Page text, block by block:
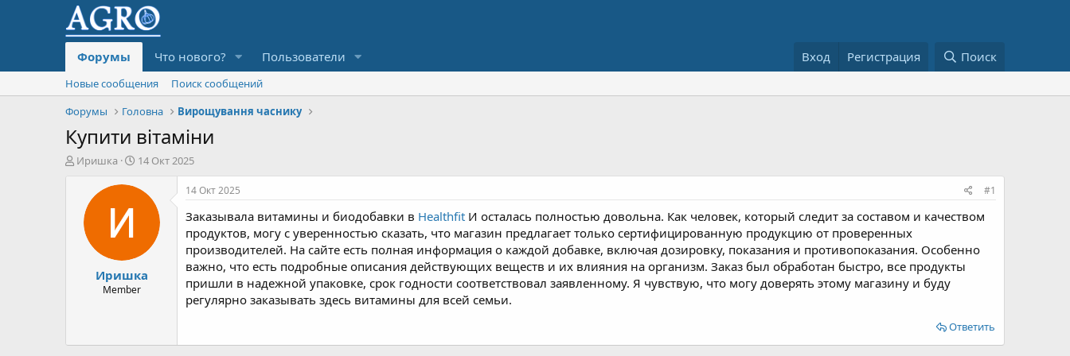
Форумы Что нового? Пользователи Вход Регистрация Поиск
Новые сообщения
Поиск сообщений
Форумы
Головна Вирощування часнику
Купити вітаміни
А
Иришка
Д
т
а
л
а
14 Окт 2025
Иришка
Member
14 Окт 2025 #1
Заказывала витамины и биодобавки в Healthfit И осталась полностью довольна. Как человек, который следит за составом и качеством
продуктов, могу с уверенностью сказать, что магазин предлагает только сертифицированную продукцию от проверенных
производителей. На сайте есть полная информация о каждой добавке, включая дозировку, показания и противопоказания. Особенно
важно, что есть подробные описания действующих веществ и их влияния на организм. Заказ был обработан быстро, все продукты
пришли в надежной упаковке, срок годности соответствовал заявленному. Я чувствую, что могу доверять этому магазину и буду
регулярно заказывать здесь витамины для всей семьи.
Ответить